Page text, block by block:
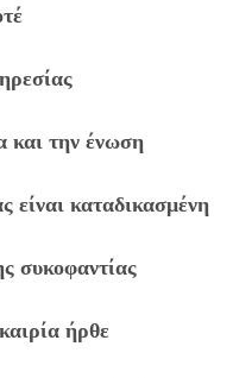
και την ένωση
καταδικασμένη
συκοφαντίας
ήρθε